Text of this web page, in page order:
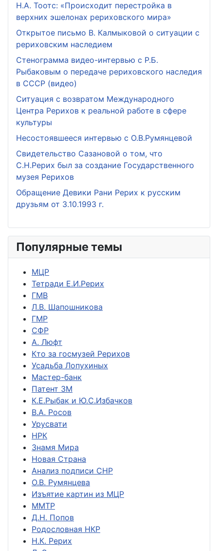
Н.А. Тоотс: «Происходит перестройка в
верхних эшелонах рериховского мира»
Открытое письмо В. Калмыковой о ситуации с
рериховским наследием
Стенограмма видео-интервью с Р.Б.
Рыбаковым о передаче рериховского наследия
в СССР (видео)
Ситуация с возвратом Международного
Центра Рерихов к реальной работе в сфере
культуры
Несостоявшееся интервью с О.В.Румянцевой
Свидетельство Сазановой о том, что
С.Н.Рерих был за создание Государственного
музея Рерихов
Обращение Девики Рани Рерих к русским
друзьям от 3.10.1993 г.
Популярные темы
МЦР
Тетради Е.И.Рерих
ГМВ
Л.В. Шапошникова
ГМР
СФР
А. Люфт
Кто за госмузей Рерихов
Усадьба Лопухиных
Мастер-банк
Патент ЗМ
К.Е.Рыбак и Ю.С.Избачков
В.А. Росов
Урусвати
НРК
Знамя Мира
Новая Страна
Анализ подписи СНР
О.В. Румянцева
Изъятие картин из МЦР
ММТР
Д.Н. Попов
Родословная НКР
Н.К. Рерих